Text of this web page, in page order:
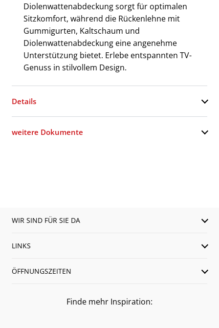
Diolenwattenabdeckung sorgt für optimalen
Sitzkomfort, während die Rückenlehne mit
Gummigurten, Kaltschaum und
Diolenwattenabdeckung eine angenehme
Unterstützung bietet. Erlebe entspannten TV-
Genuss in stilvollem Design.
Details
weitere Dokumente
WIR SIND FÜR SIE DA
LINKS
ÖFFNUNGSZEITEN
Finde mehr Inspiration: